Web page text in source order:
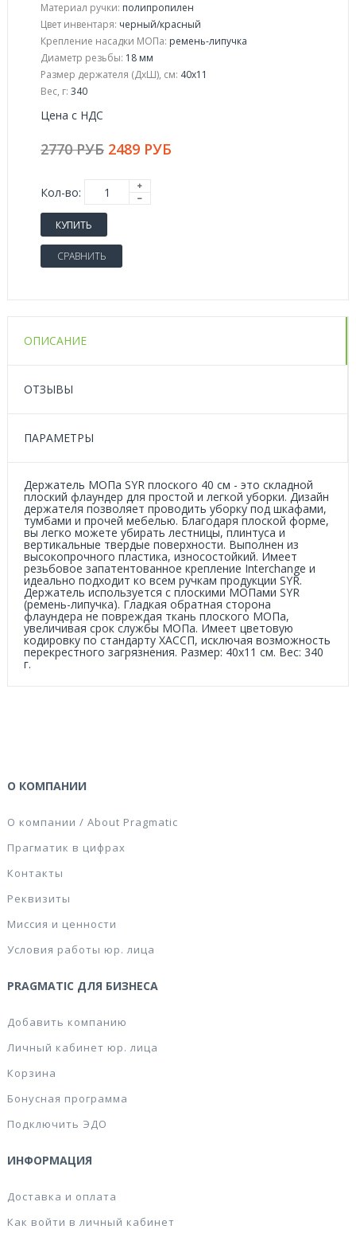
Материал ручки: полипропилен
Цвет инвентаря: черный/красный
Крепление насадки МОПа: ремень-липучка
Диаметр резьбы: 18 мм
Размер держателя (ДхШ), см: 40x11
Вес, г: 340
Цена с НДС
2770 РУБ 2489 РУБ
Кол-во:
КУПИТЬ
СРАВНИТЬ
ОПИСАНИЕ
ОТЗЫВЫ
ПАРАМЕТРЫ
Держатель МОПа SYR плоского 40 см - это складной
плоский флаундер для простой и легкой уборки. Дизайн
держателя позволяет проводить уборку под шкафами,
тумбами и прочей мебелью. Благодаря плоской форме,
вы легко можете убирать лестницы, плинтуса и
вертикальные твердые поверхности. Выполнен из
высокопрочного пластика, износостойкий. Имеет
резьбовое запатентованное крепление Interchange и
идеально подходит ко всем ручкам продукции SYR.
Держатель используется с плоскими МОПами SYR
(ремень-липучка). Гладкая обратная сторона
флаундера не повреждая ткань плоского МОПа,
увеличивая срок службы МОПа. Имеет цветовую
кодировку по стандарту ХАССП, исключая возможность
перекрестного загрязнения. Размер: 40х11 см. Вес: 340
г.
О КОМПАНИИ
О компании / About Pragmatic
Прагматик в цифрах
Контакты
Реквизиты
Миссия и ценности
Условия работы юр. лица
PRAGMATIC ДЛЯ БИЗНЕСА
Добавить компанию
Личный кабинет юр. лица
Корзина
Бонусная программа
Подключить ЭДО
ИНФОРМАЦИЯ
Доставка и оплата
Как войти в личный кабинет